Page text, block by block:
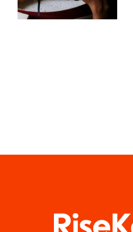
envolventes
no